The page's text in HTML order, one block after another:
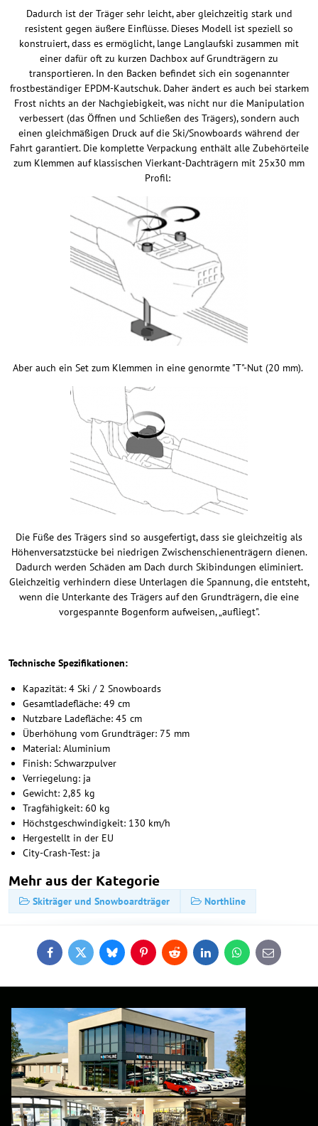
Dadurch ist der Träger sehr leicht, aber gleichzeitig stark und
resistent gegen äußere Einflüsse. Dieses Modell ist speziell so
konstruiert, dass es ermöglicht, lange Langlaufski zusammen mit
einer dafür oft zu kurzen Dachbox auf Grundträgern zu
transportieren. In den Backen befindet sich ein sogenannter
frostbeständiger EPDM-Kautschuk. Daher ändert es auch bei starkem
Frost nichts an der Nachgiebigkeit, was nicht nur die Manipulation
verbessert (das Öffnen und Schließen des Trägers), sondern auch
einen gleichmäßigen Druck auf die Ski/Snowboards während der
Fahrt garantiert. Die komplette Verpackung enthält alle Zubehörteile
zum Klemmen auf klassischen Vierkant-Dachträgern mit 25x30 mm
Profil:
Aber auch ein Set zum Klemmen in eine genormte "T"-Nut (20 mm).
Die Füße des Trägers sind so ausgefertigt, dass sie gleichzeitig als
Höhenversatzstücke bei niedrigen Zwischenschienenträgern dienen.
Dadurch werden Schäden am Dach durch Skibindungen eliminiert.
Gleichzeitig verhindern diese Unterlagen die Spannung, die entsteht,
wenn die Unterkante des Trägers auf den Grundträgern, die eine
vorgespannte Bogenform aufweisen, „aufliegt".
Technische Spezifikationen:
Kapazität: 4 Ski / 2 Snowboards
Gesamtladefläche: 49 cm
Nutzbare Ladefläche: 45 cm
Überhöhung vom Grundträger: 75 mm
Material: Aluminium
Finish: Schwarzpulver
Verriegelung: ja
Gewicht: 2,85 kg
Tragfähigkeit: 60 kg
Höchstgeschwindigkeit: 130 km/h
Hergestellt in der EU
City-Crash-Test: ja
Mehr aus der Kategorie
Skiträger und Snowboardträger Northline
FacebookTwitterBlueskyPinterestReddit LinkedInWhatsApp
E-
mail